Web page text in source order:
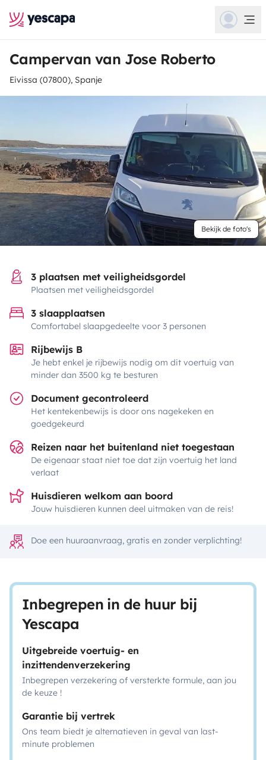
Campervan van Jose Roberto
Eivissa (07800), Spanje
Bekijk de foto's
3 plaatsen met veiligheidsgordel
Plaatsen met veiligheidsgordel
3 slaapplaatsen
Comfortabel slaapgedeelte voor 3 personen
Rijbewijs B
Je hebt enkel je rijbewijs nodig om dit voertuig van
minder dan 3500 kg te besturen
Document gecontroleerd
Het kentekenbewijs is door ons nagekeken en
goedgekeurd
Reizen naar het buitenland niet toegestaan
De eigenaar staat niet toe dat zijn voertuig het land
verlaat
Huisdieren welkom aan boord
Jouw huisdieren kunnen deel uitmaken van de reis!
Doe een huuraanvraag, gratis en zonder verplichting!
Inbegrepen in de huur bij
Yescapa
Uitgebreide voertuig- en
inzittendenverzekering
Inbegrepen verzekering of versterkte formule, aan jou
de keuze !
Garantie bij vertrek
Ons team biedt je alternatieven in geval van last-
minute problemen